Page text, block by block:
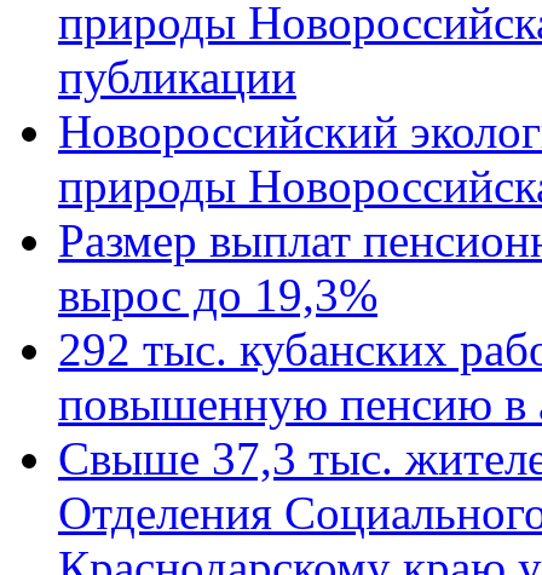
природы
публикации
Новороссийский
природы
Размер выплат
вырос до 19,3%
292 тыс. кубанских
повышенную пенсию в
Свыше 37,3 тыс.
Отделения